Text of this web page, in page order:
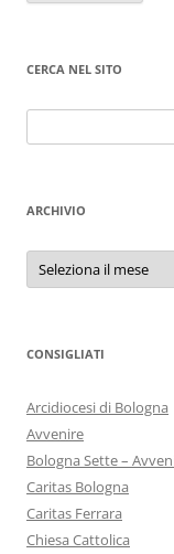
CERCA NEL SITO
per:
ARCHIVIO
Archivio
CONSIGLIATI
Arcidiocesi di Bologna
Avvenire
Bologna Sette –
Caritas Bologna
Caritas Ferrara
Chiesa Cattolica